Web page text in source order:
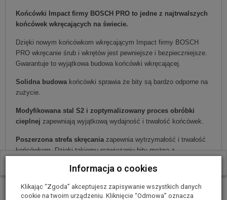
Końcówki Impact firmy BOSCH PRO to jedne z najtrwalszych
końcówek wkręcających na świecie.
Dzięki nowym końcówkom wkręcającym Impact firmy BOSCH
PRO wkręcanie śrub i wkrętów jest pewniejsze i bezpieczniejsze.
Gwarantuje to wyjątkowa budowa końcówki wkręcającej.
Solidna budowa końcówki sprawia że bity są bardzo odporne na
zużycie.
Modyfikowana stal S2 i zoptymalizowany proces obróbki
cieplnej zapewniają wyjątkową wydajność i trwałość końcówek.
Poszerzona strefa skręcania zapewnia wytrzymałość i trwałość
końcówkom. Dzięki takiemu rozwiązaniu bity można z
wymagających zastosowań np. przy instalacjach przemysłowych.
W ostatnich 30 dniach produktem interesuje się
Informacja o cookies
Klikając “Zgoda” akceptujesz zapisywanie wszystkich danych
cookie na twoim urządzeniu. Kliknięcie “Odmowa” oznacza